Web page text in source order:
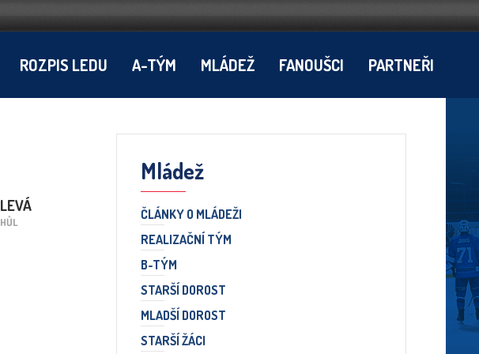
ROZPIS LEDU A-TÝM MLÁDEŽ FANOUŠCI PARTNEŘI
LEVÁ
HŮL
Mládež
ČLÁNKY O MLÁDEŽI
REALIZAČNÍ TÝM
B-TÝM
STARŠÍ DOROST
MLADŠÍ DOROST
STARŠÍ ŽÁCI